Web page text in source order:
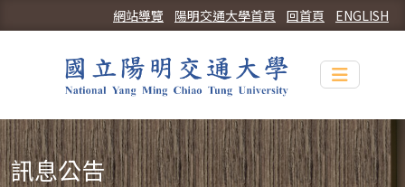
ENGLISH
回首頁
陽明交通大學首頁
網站導覽
Toggle
訊息公告